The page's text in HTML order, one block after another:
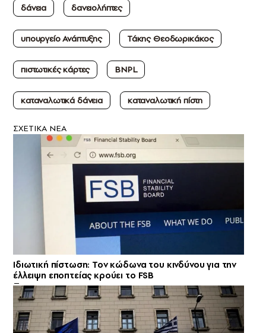
δάνεια
δανειολήπτες
υπουργείο Ανάπτυξης Τάκης Θεοδωρικάκος
πιστωτικές κάρτες BNPL
καταναλωτικά δάνεια καταναλωτική πίστη
ΣXETIKA NEA
Ιδιωτική πίστωση: Τον κώδωνα του κινδύνου για την
έλλειψη εποπτείας κρούει το FSB